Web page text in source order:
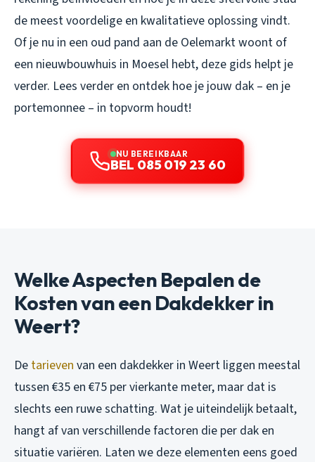
de meest voordelige en kwalitatieve oplossing vindt.
Of je nu in een oud pand aan de Oelemarkt woont of
een nieuwbouwhuis in Moesel hebt, deze gids helpt je
verder. Lees verder en ontdek hoe je jouw dak – en je
portemonnee – in topvorm houdt!
NU BEREIKBAAR
BEL 085 019 23 60
Welke Aspecten Bepalen de
Kosten van een Dakdekker in
Weert?
De tarieven van een dakdekker in Weert liggen meestal
tussen €35 en €75 per vierkante meter, maar dat is
slechts een ruwe schatting. Wat je uiteindelijk betaalt,
hangt af van verschillende factoren die per dak en
situatie variëren. Laten we deze elementen eens goed